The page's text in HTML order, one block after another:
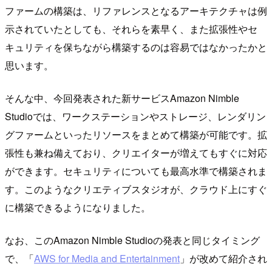
ファームの構築は、リファレンスとなるアーキテクチャは例
示されていたとしても、それらを素早く、また拡張性やセ
キュリティを保ちながら構築するのは容易ではなかったかと
思います。
そんな中、今回発表された新サービスAmazon Nimble
Studioでは、ワークステーションやストレージ、レンダリン
グファームといったリソースをまとめて構築が可能です。拡
張性も兼ね備えており、クリエイターが増えてもすぐに対応
ができます。セキュリティについても最高水準で構築されま
す。このようなクリエティブスタジオが、クラウド上にすぐ
に構築できるようになりました。
なお、このAmazon Nimble Studioの発表と同じタイミング
で、「AWS for Media and Entertainment 」が改めて紹介され